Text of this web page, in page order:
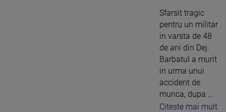
Sfarsit tragic
pentru un militar
in varsta de 48
de ani din Dej.
Barbatul a murit
in urma unui
accident de
munca, dupa ...
Citeste mai mult